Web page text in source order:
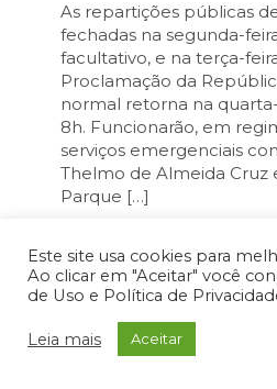
As repartições públicas
fechadas na segunda-
facultativo, e na terça-
Proclamação da
normal retorna na
8h. Funcionarão, em
serviços emergenciais
Thelmo de Almeida Cruz
Parque […]
Proclamação da República
Este site usa cookies para
Ao clicar em "Aceitar" você
de Uso e Política de
Leia mais Aceitar